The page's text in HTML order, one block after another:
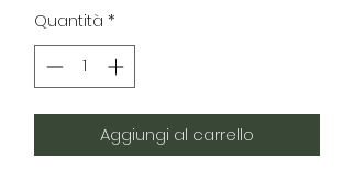
Quantità *
Aggiungi al carrello